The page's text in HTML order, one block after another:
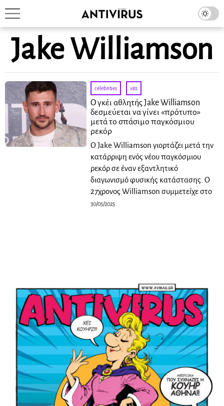
Jake Williamson
celebrities · νέα
Ο γκέι αθλητής Jake Williamson
δεσμεύεται να γίνει «πρότυπο»
μετά το σπάσιμο παγκόσμιου
ρεκόρ
Ο Jake Williamson γιορτάζει μετά την
κατάρριψη ενός νέου παγκόσμιου
ρεκόρ σε έναν εξαντλητικό
διαγωνισμό φυσικής κατάστασης. Ο
27χρονος Williamson συμμετείχε στο
30/05/2025